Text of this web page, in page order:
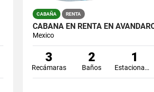
CABAÑA RENTA
Mexico
3
Recámaras
2
Baños
1
Estacionamiento